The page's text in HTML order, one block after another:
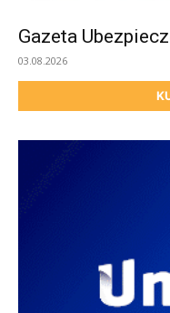
Gazeta
03.08.2026